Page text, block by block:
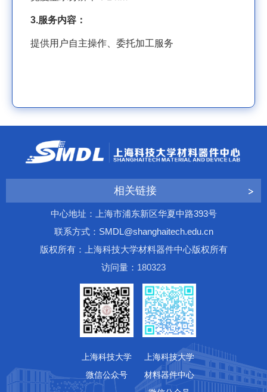
3.服务内容：
提供用户自主操作、委托加工服务
相关链接
中心地址：上海市浦东新区华夏中路393号
联系方式：SMDL@shanghaitech.edu.cn
版权所有：上海科技大学材料器件中心版权所有
访问量： 180323
上海科技大学
微信公众号
上海科技大学
材料器件中心